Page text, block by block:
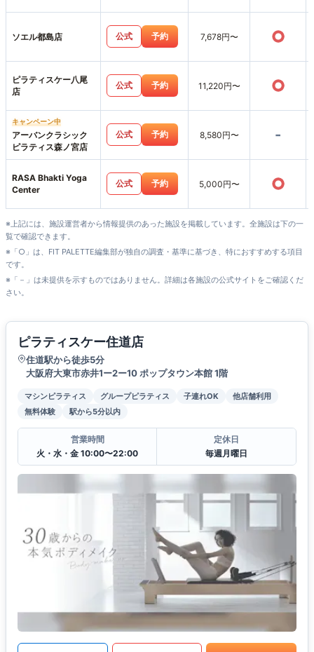
ソエル都島店 公式 予約 7,678円〜 ○
ピラティスケー八尾
店
公式 予約 11,220円〜 ○
キャンペーン中
アーバンクラシック
ピラティス森ノ宮店
公式 予約 8,580円〜 -
RASA Bhakti Yoga
Center
公式 予約 5,000円〜 ○
※上記には、施設運営者から情報提供のあった施設を掲載しています。全施設は下の一
覧で確認できます。
※「○」は、FIT PALETTE編集部が独自の調査・基準に基づき、特におすすめする項目
です。
※「－」は未提供を示すものではありません。詳細は各施設の公式サイトをご確認くだ
さい。
ピラティスケー住道店
住道駅から徒歩5分
大阪府大東市赤井1ー2ー10 ポップタウン本館 1階
マシンピラティス グループピラティス 子連れOK
他店舗利用
無料体験
駅から5分以内
営業時間
火・水・金 10:00〜22:00
定休日
毎週月曜日